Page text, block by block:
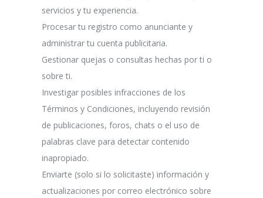
servicios y tu experiencia.
Procesar tu registro como anunciante y
administrar tu cuenta publicitaria.
Gestionar quejas o consultas hechas por ti o
sobre ti.
Investigar posibles infracciones de los
Términos y Condiciones, incluyendo revisión
de publicaciones, foros, chats o el uso de
palabras clave para detectar contenido
inapropiado.
Enviarte (solo si lo solicitaste) información y
actualizaciones por correo electrónico sobre